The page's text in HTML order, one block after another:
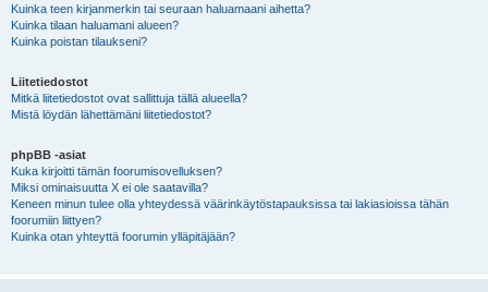
Kuinka teen kirjanmerkin tai seuraan haluamaani aihetta?
Kuinka tilaan haluamani alueen?
Kuinka poistan tilaukseni?
Liitetiedostot
Mitkä liitetiedostot ovat sallittuja tällä alueella?
Mistä löydän lähettämäni liitetiedostot?
phpBB -asiat
Kuka kirjoitti tämän foorumisovelluksen?
Miksi ominaisuutta X ei ole saatavilla?
Keneen minun tulee olla yhteydessä väärinkäytöstapauksissa tai lakiasioissa tähän
foorumiin liittyen?
Kuinka otan yhteyttä foorumin ylläpitäjään?